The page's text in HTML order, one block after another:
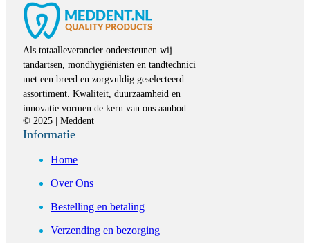
Als totaalleverancier ondersteunen wij
tandartsen, mondhygiënisten en tandtechnici
met een breed en zorgvuldig geselecteerd
assortiment. Kwaliteit, duurzaamheid en
innovatie vormen de kern van ons aanbod.
© 2025 | Meddent
Informatie
Home
Over Ons
Bestelling en betaling
Verzending en bezorging